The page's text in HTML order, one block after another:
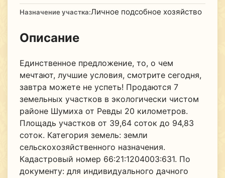
Назначение участка:Личное подсобное хозяйство
Описание
Единственное предложение, то, о чем
мечтают, лучшие условия, смотрите сегодня,
завтра можете не успеть! Продаются 7
земельных участков в экологически чистом
районе Шумиха от Ревды 20 километров.
Площадь участков от 39,64 соток до 94,83
соток. Категория земель: земли
сельскохозяйственного назначения.
Кадастровый номер 66:21:1204003:631. По
документу: для индивидуального дачного